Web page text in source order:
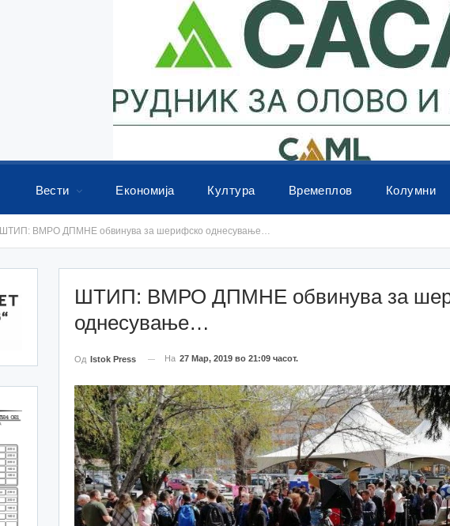
Вести Економија Култура Времеплов Колумни
ШТИП: ВМРО ДПМНЕ обвинува за шерифско однесување…
ШТИП: ВМРО ДПМНЕ обвинува за
однесување…
Од Istok Press На 27 Мар, 2019 во 21:09 часот.